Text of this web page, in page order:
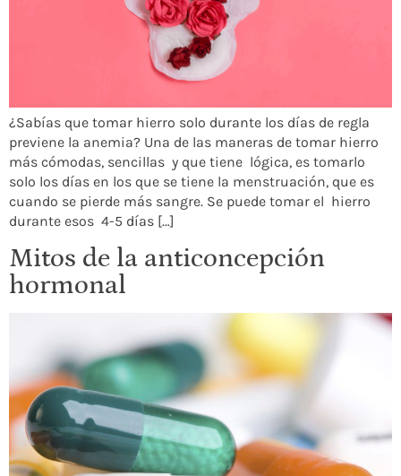
¿Sabías que tomar hierro solo durante los días de regla
previene la anemia? Una de las maneras de tomar hierro
más cómodas, sencillas y que tiene lógica, es tomarlo
solo los días en los que se tiene la menstruación, que es
cuando se pierde más sangre. Se puede tomar el hierro
durante esos 4-5 días […]
Mitos de la anticoncepción
hormonal